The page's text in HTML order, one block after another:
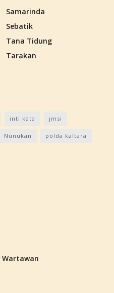
Samarinda
Sebatik
Tana Tidung
Tarakan
inti kata jmsi
Nunukan polda kaltara
Wartawan